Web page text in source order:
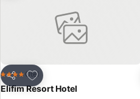
Paylaş
Favorilerime ekle
4 Yıldız Otel
Elifim Resort Hotel